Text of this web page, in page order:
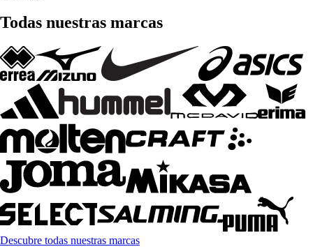
Todas nuestras marcas
Descubre todas nuestras marcas